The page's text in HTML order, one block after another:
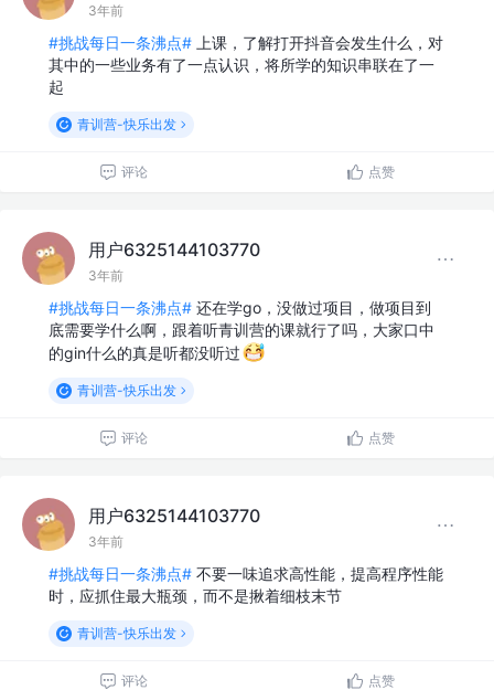
3年前
#挑战每日一条沸点# 上课，了解打开抖音会发生什么，对
其中的一些业务有了一点认识，将所学的知识串联在了一
起
青训营-快乐出发
评论 点赞
用户6325144103770
3年前
#挑战每日一条沸点# 还在学go，没做过项目，做项目到
底需要学什么啊，跟着听青训营的课就行了吗，大家口中
的gin什么的真是听都没听过
青训营-快乐出发
评论 点赞
用户6325144103770
3年前
#挑战每日一条沸点# 不要一味追求高性能，提高程序性能
时，应抓住最大瓶颈，而不是揪着细枝末节
青训营-快乐出发
评论 点赞